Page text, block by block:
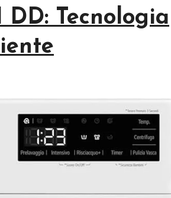
Tecnologia